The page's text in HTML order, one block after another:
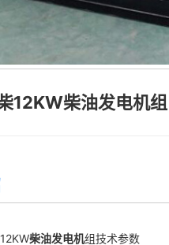
12KW柴油发电机组
柴油发电机组技术参数